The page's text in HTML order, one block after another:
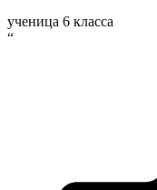
ученица 6 класса
“